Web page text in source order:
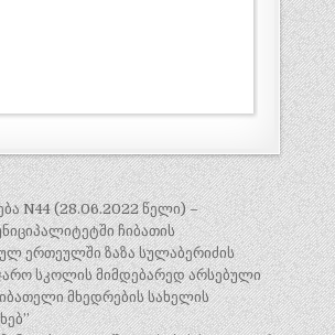
N44 (28.06.2022 წელი) –
ჩიბათის
ერთეულში ზაზა სულაბერიძის
სკოლის მიმდებარედ არსებული
მხედრების სახელის